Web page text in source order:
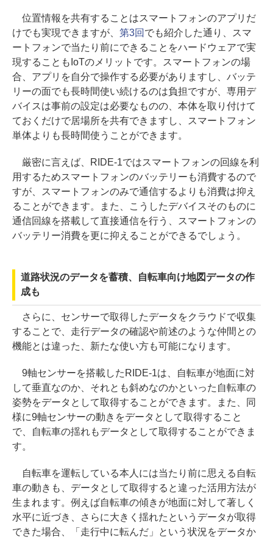
位置情報を共有することはスマートフォンのアプリだ
けでも実現できますが、 第3回 でも紹介した通り、スマ
ートフォンで当たり前にできることをハードウェアで実
現することもIoTのメリットです。スマートフォンの場
合、アプリを自分で操作する必要がありますし、バッテ
リーの面でも長時間使い続けるのは負担ですが、専用デ
バイスは事前の設定は必要なものの、本体を取り付けて
ておくだけで居場所を共有できますし、スマートフォン
単体よりも長時間使うことができます。
厳密に言えば、RIDE-1ではスマートフォンの回線を利
用するためスマートフォンのバッテリーも消費するので
すが、スマートフォンのみで通信するよりも消費は抑え
ることができます。また、こうしたデバイスそのものに
通信回線を搭載して直接通信を行う、スマートフォンの
バッテリー消費を更に抑えることができるでしょう。
道路状況のデータを蓄積、自転車向け地図データの作
成も
さらに、センサーで取得したデータをクラウドで収集
することで、走行データの確認や前述のような仲間との
機能とは違った、新たな使い方も可能になります。
9軸センサーを搭載したRIDE-1は、自転車が地面に対
して垂直なのか、それとも斜めなのかといった自転車の
姿勢をデータとして取得することができます。また、同
様に9軸センサーの動きをデータとして取得すること
で、自転車の揺れもデータとして取得することができま
す。
自転車を運転している本人には当たり前に思える自転
車の動きも、データとして取得すると違った活用方法が
生まれます。例えば自転車の傾きが地面に対して著しく
水平に近づき、さらに大きく揺れたというデータが取得
できた場合、「走行中に転んだ」という状況をデータか